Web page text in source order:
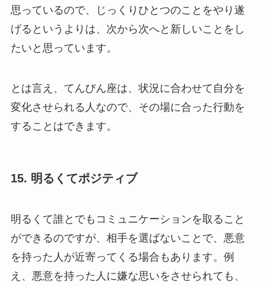
思っているので、じっくりひとつのことをやり遂
げるというよりは、次から次へと新しいことをし
たいと思っています。
とは言え、てんびん座は、状況に合わせて自分を
変化させられる人なので、その場に合った行動を
することはできます。
15. 明るくてポジティブ
明るくて誰とでもコミュニケーションを取ること
ができるのですが、相手を選ばないことで、悪意
を持った人が近寄ってくる場合もあります。例
え、悪意を持った人に嫌な思いをさせられても、